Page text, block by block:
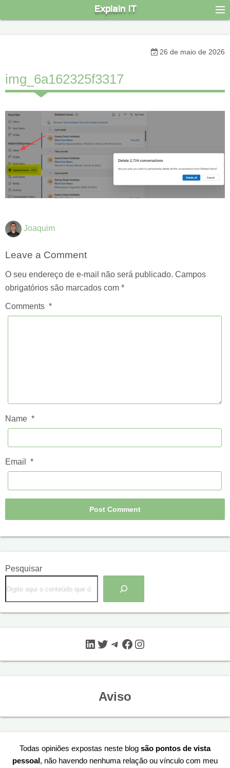
k
Explain IT
26 de maio de 2026
img_6a162325f3317
Joaquim
Leave a Comment
O seu endereço de e-mail não será publicado. Campos
obrigatórios são marcados com *
Comments *
Name *
Email *
Pesquisar
LinkedIn Twitter Telegram Facebook Instagram
Aviso
Todas opiniões expostas neste blog são pontos de vista
pessoal , não havendo nenhuma relação ou vínculo com meu